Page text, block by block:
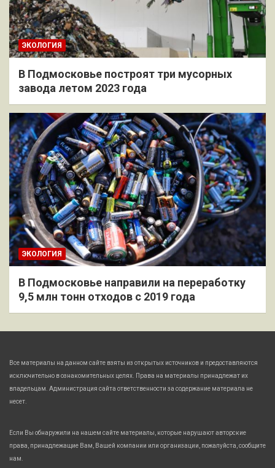
ЭКОЛОГИЯ
В Подмосковье построят три мусорных
завода летом 2023 года
ЭКОЛОГИЯ
В Подмосковье направили на переработку
9,5 млн тонн отходов с 2019 года
Все материалы на данном сайте взяты из открытых источников и предоставляются
исключительно в ознакомительных целях. Права на материалы принадлежат их
владельцам. Администрация сайта ответственности за содержание материала не
несет.
Если Вы обнаружили на нашем сайте материалы, которые нарушают авторские
права, принадлежащие Вам, Вашей компании или организации, пожалуйста, сообщите
нам.